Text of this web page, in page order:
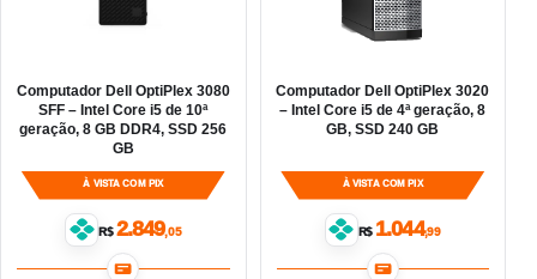
Computador Dell OptiPlex 3080
SFF – Intel Core i5 de 10ª
geração, 8 GB DDR4, SSD 256
GB
À VISTA COM PIX
R$ 2.849,05
Computador Dell OptiPlex 3020
– Intel Core i5 de 4ª geração, 8
GB, SSD 240 GB
À VISTA COM PIX
R$ 1.044,99